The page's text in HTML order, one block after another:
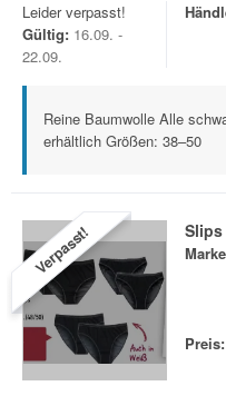
Leider verpasst!
Gültig: 16.09. -
22.09.
Reine Baumwolle Alle
erhältlich Größen: 38–50
Verpasst! Slips
Preis: